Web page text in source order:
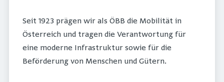
Seit 1923 prägen wir als ÖBB die Mobilität in
Österreich und tragen die Verantwortung für
eine moderne Infrastruktur sowie für die
Beförderung von Menschen und Gütern.